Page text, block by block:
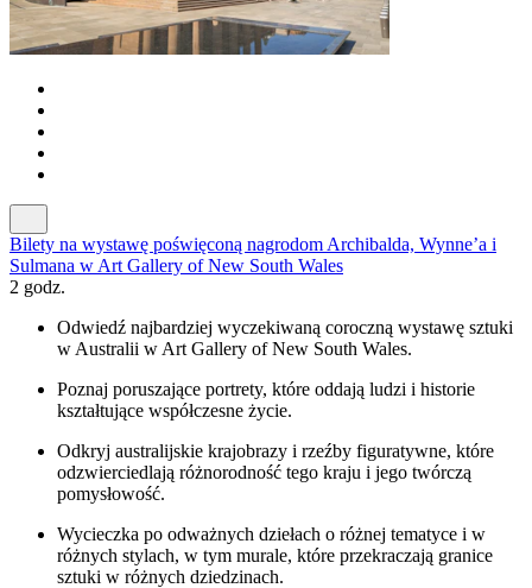
Bilety na wystawę poświęconą nagrodom Archibalda, Wynne’a i
Sulmana w Art Gallery of New South Wales
2 godz.
Odwiedź najbardziej wyczekiwaną coroczną wystawę sztuki
w Australii w Art Gallery of New South Wales.
Poznaj poruszające portrety, które oddają ludzi i historie
kształtujące współczesne życie.
Odkryj australijskie krajobrazy i rzeźby figuratywne, które
odzwierciedlają różnorodność tego kraju i jego twórczą
pomysłowość.
Wycieczka po odważnych dziełach o różnej tematyce i w
różnych stylach, w tym murale, które przekraczają granice
sztuki w różnych dziedzinach.